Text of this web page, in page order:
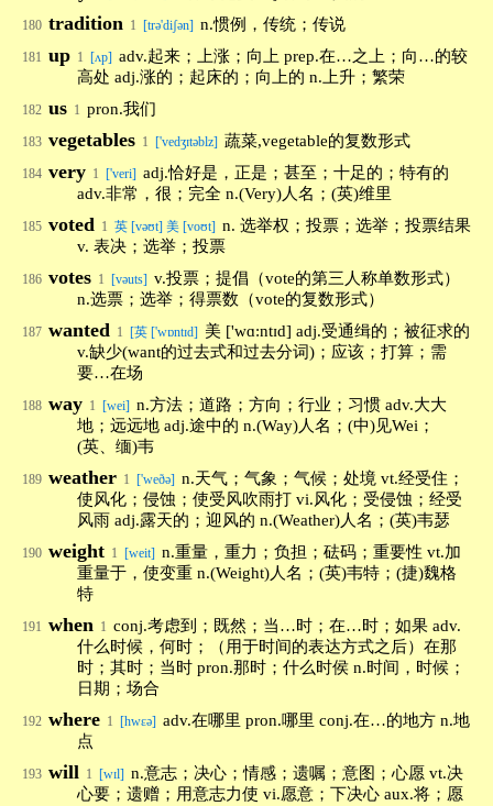
180 tradition 1 [trə'diʃən] n.惯例，传统；传说
181 up 1 [ʌp] adv.起来；上涨；向上 prep.在…之上；向…的较
高处 adj.涨的；起床的；向上的 n.上升；繁荣
182 us 1 pron.我们
183 vegetables 1 ['vedʒɪtəblz] 蔬菜,vegetable的复数形式
184 very 1 ['veri] adj.恰好是，正是；甚至；十足的；特有的
adv.非常，很；完全 n.(Very)人名；(英)维里
185 voted 1 英 [vəʊt] 美 [voʊt] n. 选举权；投票；选举；投票结果
v. 表决；选举；投票
186 votes 1 [vəuts] v.投票；提倡（vote的第三人称单数形式）
n.选票；选举；得票数（vote的复数形式）
187 wanted 1 [英 ['wɒntɪd] 美 ['wɑ:ntɪd] adj.受通缉的；被征求的
v.缺少(want的过去式和过去分词)；应该；打算；需
要…在场
188 way 1 [wei] n.方法；道路；方向；行业；习惯 adv.大大
地；远远地 adj.途中的 n.(Way)人名；(中)见Wei；
(英、缅)韦
189 weather 1 ['weðə] n.天气；气象；气候；处境 vt.经受住；
使风化；侵蚀；使受风吹雨打 vi.风化；受侵蚀；经受
风雨 adj.露天的；迎风的 n.(Weather)人名；(英)韦瑟
190 weight 1 [weit] n.重量，重力；负担；砝码；重要性 vt.加
重量于，使变重 n.(Weight)人名；(英)韦特；(捷)魏格
特
191 when 1 conj.考虑到；既然；当…时；在…时；如果 adv.
什么时候，何时；（用于时间的表达方式之后）在那
时；其时；当时 pron.那时；什么时侯 n.时间，时候；
日期；场合
192 where 1 [hwεə] adv.在哪里 pron.哪里 conj.在…的地方 n.地
点
193 will 1 [wɪl] n.意志；决心；情感；遗嘱；意图；心愿 vt.决
心要；遗赠；用意志力使 vi.愿意；下决心 aux.将；愿